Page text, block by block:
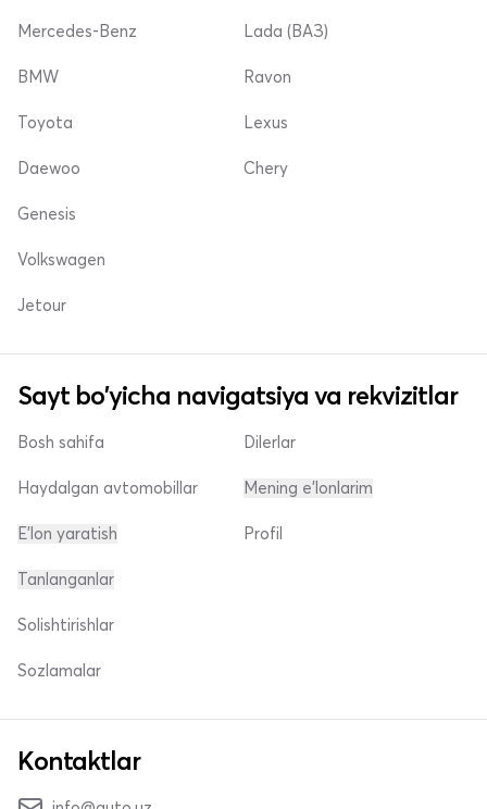
Mercedes-Benz Lada (ВАЗ)
BMW
Toyota
Daewoo
Ravon
Lexus
Chery
Genesis
Volkswagen
Jetour
Sayt bo'yicha navigatsiya va rekvizitlar
Bosh sahifa
Haydalgan avtomobillar
E'lon yaratish
Dilerlar
Mening e'lonlarim
Profil
Tanlanganlar
Solishtirishlar
Sozlamalar
Kontaktlar